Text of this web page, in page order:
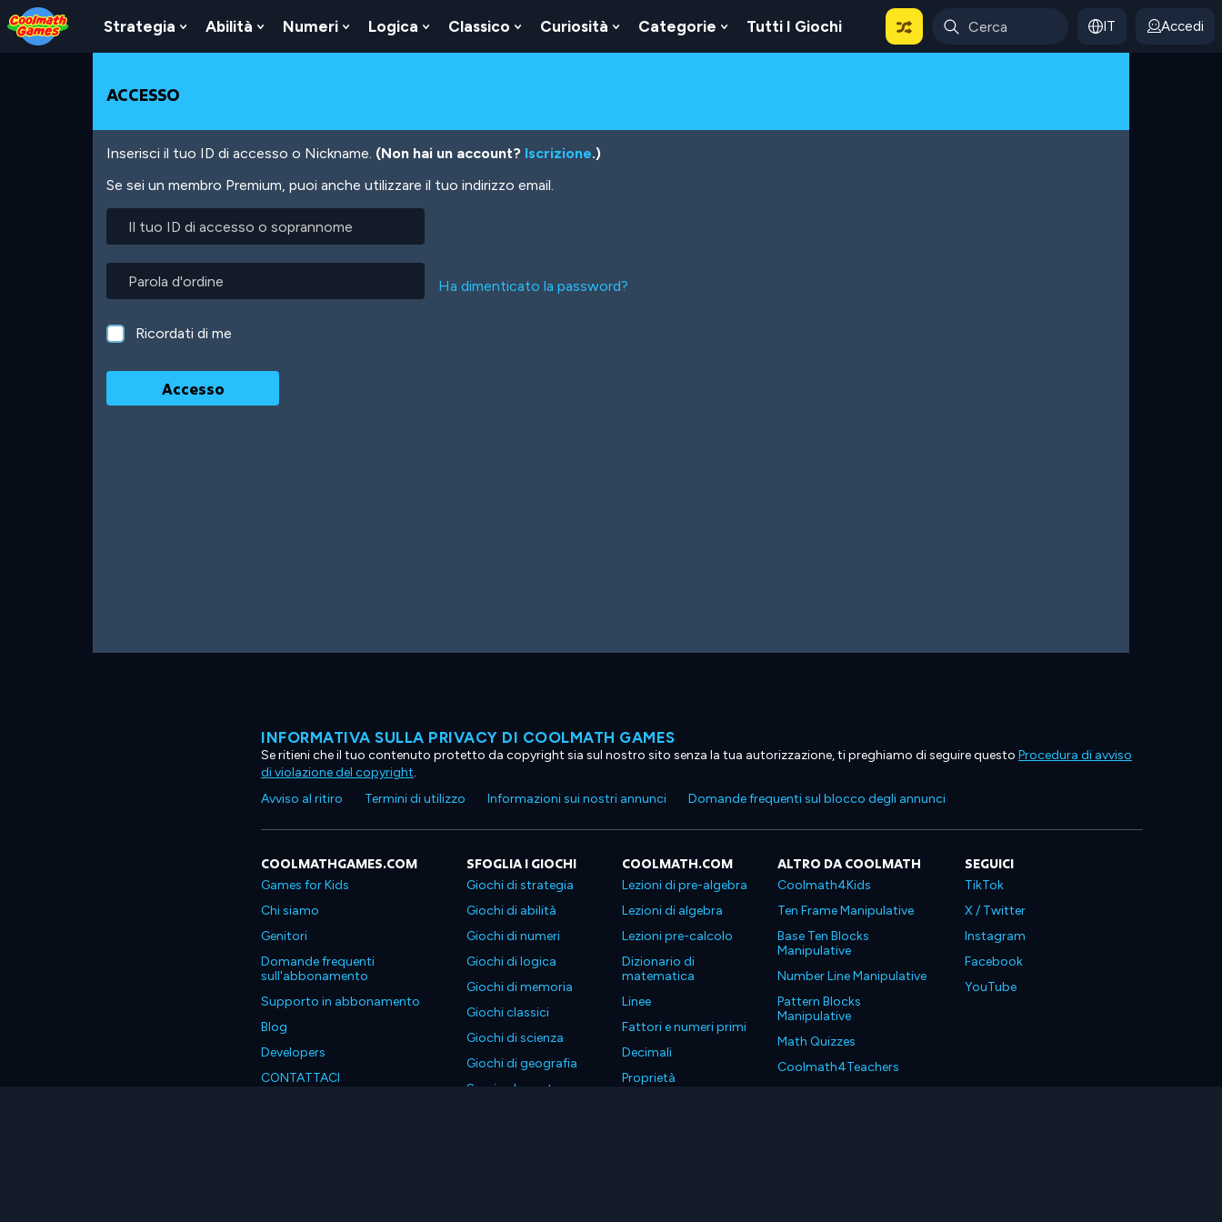
Skip
to
Top
Skip
to
Navigation
Skip
to
Main
Skip
to
Footer
Salta
al
contenuto
Strategia
Show
Submenu
Abilità
Show
Submenu
Numeri
Show
Submenu
Logica
Show
Submenu
Classico
Show
Submenu
Curiosità
Show
Submenu
Categorie
Show
Submenu
Tutti I Giochi IT Accedi
ACCESSO
Inserisci il tuo ID di accesso o Nickname. (Non hai un account? Iscrizione.)
Se sei un membro Premium, puoi anche utilizzare il tuo indirizzo email.
tuo
di
accesso
o
soprannome
d'ordine
Ha dimenticato la password?
Ricordati di me
INFORMATIVA SULLA PRIVACY DI COOLMATH GAMES
Se ritieni che il tuo contenuto protetto da copyright sia sul nostro sito senza la tua autorizzazione, ti preghiamo di seguire questo Procedura di avviso
di violazione del copyright.
Avviso al ritiro
Termini di utilizzo Informazioni sui nostri annunci Domande frequenti sul blocco degli annunci
COOLMATHGAMES.COM
Games for Kids
Chi siamo
Genitori
Domande frequenti
sull'abbonamento
Supporto in abbonamento
Blog
Developers
CONTATTACI
SFOGLIA I GIOCHI
Giochi di strategia
Giochi di abilità
Giochi di numeri
Giochi di logica
Giochi di memoria
Giochi classici
Giochi di scienza
Giochi di geografia
Scarica le nostre app
COOLMATH.COM
Lezioni di pre-algebra
Lezioni di algebra
Lezioni pre-calcolo
Dizionario di
matematica
Linee
Fattori e numeri primi
Decimali
Proprietà
ALTRO DA COOLMATH
Coolmath4Kids
Ten Frame Manipulative
Base Ten Blocks
Manipulative
Number Line Manipulative
Pattern Blocks
Manipulative
Math Quizzes
Coolmath4Teachers
SEGUICI
TikTok
X / Twitter
Instagram
Facebook
YouTube